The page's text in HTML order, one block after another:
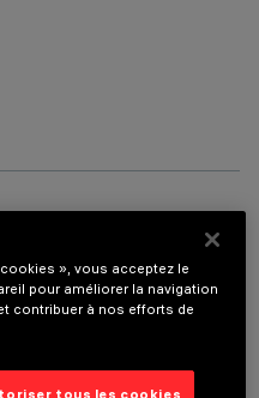
», vous acceptez le
pour améliorer la navigation
contribuer à nos efforts de
tous les cookies